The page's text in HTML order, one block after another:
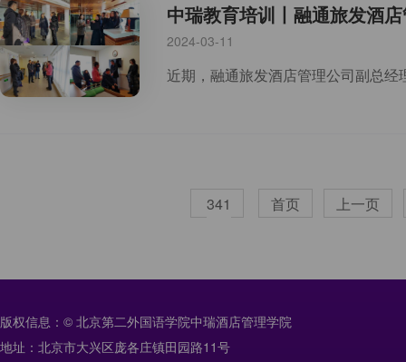
中瑞教育培训丨融通旅发酒
2024-03-11
341 首页 上一页
版权信息：© 北京第二外国语学院中瑞酒店管理学院
地址：北京市大兴区庞各庄镇田园路11号